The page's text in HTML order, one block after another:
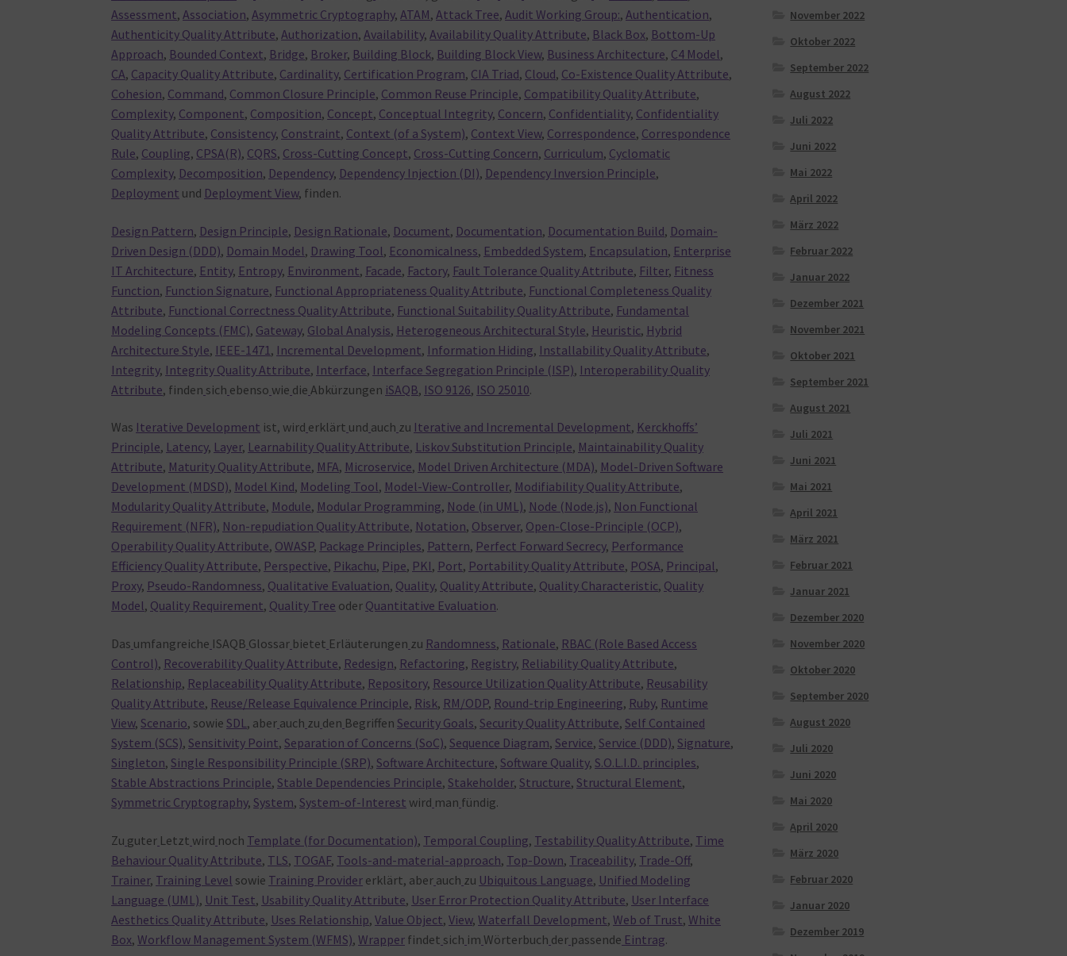
Assessment,Association,Asymmetric Cryptography,ATAM,Attack Tree,Audit Working Group:,Authentication,
Authenticity Quality Attribute,Authorization,Availability,Availability Quality Attribute, Black Box, Bottom-Up
Approach, Bounded Context, Bridge, Broker, Building Block, Building Block View, Business Architecture, C4 Model,
CA, Capacity Quality Attribute, Cardinality, Certification Program, CIA Triad, Cloud, Co-Existence Quality Attribute,
Cohesion, Command, Common Closure Principle, Common Reuse Principle, Compatibility Quality Attribute,
Complexity, Component, Composition, Concept, Conceptual Integrity, Concern, Confidentiality, Confidentiality
Quality Attribute, Consistency, Constraint, Context (of a System), Context View, Correspondence, Correspondence
Rule, Coupling, CPSA(R), CQRS, Cross-Cutting Concept, Cross-Cutting Concern, Curriculum, Cyclomatic
Complexity, Decomposition, Dependency, Dependency Injection (DI), Dependency Inversion Principle,
Deployment und Deployment View, finden.
Design Pattern, Design Principle, Design Rationale, Document, Documentation, Documentation Build, Domain-
Driven Design (DDD), Domain Model, Drawing Tool, Economicalness, Embedded System, Encapsulation, Enterprise
IT Architecture, Entity, Entropy, Environment, Facade, Factory, Fault Tolerance Quality Attribute, Filter, Fitness
Function, Function Signature, Functional Appropriateness Quality Attribute, Functional Completeness Quality
Attribute, Functional Correctness Quality Attribute, Functional Suitability Quality Attribute, Fundamental
Modeling Concepts (FMC), Gateway, Global Analysis, Heterogeneous Architectural Style, Heuristic, Hybrid
Architecture Style, IEEE-1471 , Incremental Development, Information Hiding, Installability Quality Attribute,
Integrity, Integrity Quality Attribute, Interface, Interface Segregation Principle (ISP), Interoperability Quality
Attribute, finden sich ebenso wie die Abkürzungen iSAQB, ISO 9126, ISO 25010.
Was Iterative Development ist, wird erklärt und auch zu Iterative and Incremental Development, Kerckhoffs’
Principle, Latency, Layer, Learnability Quality Attribute, Liskov Substitution Principle, Maintainability Quality
Attribute, Maturity Quality Attribute, MFA, Microservice, Model Driven Architecture (MDA), Model-Driven Software
Development (MDSD), Model Kind, Modeling Tool, Model-View-Controller, Modifiability Quality Attribute,
Modularity Quality Attribute, Module, Modular Programming, Node (in UML), Node (Node.js), Non Functional
Requirement (NFR), Non-repudiation Quality Attribute, Notation, Observer, Open-Close-Principle (OCP),
Operability Quality Attribute, OWASP, Package Principles, Pattern, Perfect Forward Secrecy, Performance
Efficiency Quality Attribute, Perspective, Pikachu, Pipe, PKI, Port, Portability Quality Attribute, POSA, Principal,
Proxy, Pseudo-Randomness, Qualitative Evaluation, Quality, Quality Attribute, Quality Characteristic, Quality
Model, Quality Requirement, Quality Tree oder Quantitative Evaluation.
Das umfangreiche ISAQB Glossar bietet Erläuterungen zu Randomness, Rationale, RBAC (Role Based Access
Control), Recoverability Quality Attribute, Redesign, Refactoring, Registry, Reliability Quality Attribute,
Relationship, Replaceability Quality Attribute, Repository, Resource Utilization Quality Attribute, Reusability
Quality Attribute, Reuse/Release Equivalence Principle, Risk, RM/ODP, Round-trip Engineering, Ruby, Runtime
View,Scenario, sowieSDL, aber auch zu den BegriffenSecurity Goals,Security Quality Attribute,Self Contained
System (SCS),Sensitivity Point,Separation of Concerns (SoC),Sequence Diagram,Service,Service (DDD),Signature,
Singleton,Single Responsibility Principle (SRP),Software Architecture,Software Quality,S.O.L.I.D. principles,
Stable Abstractions Principle,Stable Dependencies Principle,Stakeholder,Structure,Structural Element,
Symmetric Cryptography,System,System-of-Interest wird man fündig.
Zu guter Letzt wird noch Template (for Documentation), Temporal Coupling, Testability Quality Attribute, Time
Behaviour Quality Attribute, TLS, TOGAF, Tools-and-material-approach, Top-Down, Traceability, Trade-Off,
Trainer, Training Level sowie Training Provider erklärt, aber auch zu Ubiquitous Language, Unified Modeling
Language (UML), Unit Test, Usability Quality Attribute, User Error Protection Quality Attribute, User Interface
Aesthetics Quality Attribute, Uses Relationship,Value Object,View,Waterfall Development,Web of Trust,White
Box,Workflow Management System (WFMS),Wrapper findet sich im Wörterbuch der passende Eintrag.
November 2022
Oktober 2022
September 2022
August 2022
Juli 2022
Juni 2022
Mai 2022
April 2022
März 2022
Februar 2022
Januar 2022
Dezember 2021
November 2021
Oktober 2021
September 2021
August 2021
Juli 2021
Juni 2021
Mai 2021
April 2021
März 2021
Februar 2021
Januar 2021
Dezember 2020
November 2020
Oktober 2020
September 2020
August 2020
Juli 2020
Juni 2020
Mai 2020
April 2020
März 2020
Februar 2020
Januar 2020
Dezember 2019